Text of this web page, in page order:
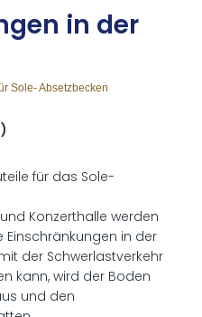
in der
Sole- Absetzbecken
für das Sole-
Konzerthalle werden
in der
der Schwerlastverkehr
kann, wird der Boden
und den